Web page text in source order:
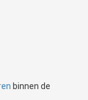
binnen de